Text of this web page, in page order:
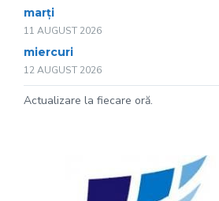
marți
11 AUGUST 2026
miercuri
12 AUGUST 2026
Actualizare la fiecare oră.